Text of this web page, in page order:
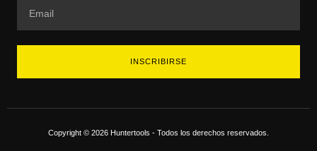
INSCRIBIRSE
Copyright © 2026 Huntertools - Todos los derechos reservados.